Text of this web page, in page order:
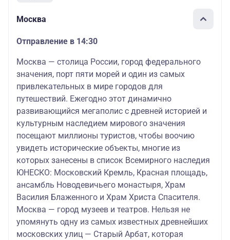
Москва
Отправление в 14:30
Москва — столица России, город федерального
значения, порт пяти морей и один из самых
привлекательных в мире городов для
путешествий. Ежегодно этот динамично
развивающийся мегаполис с древней историей и
культурным наследием мирового значения
посещают миллионы туристов, чтобы воочию
увидеть исторические объекты, многие из
которых занесены в список Всемирного наследия
ЮНЕСКО: Московский Кремль, Красная площадь,
ансамбль Новодевичьего монастыря, Храм
Василия Блаженного и Храм Христа Спасителя.
Москва — город музеев и театров. Нельзя не
упомянуть одну из самых известных древнейших
московских улиц — Старый Арбат, которая